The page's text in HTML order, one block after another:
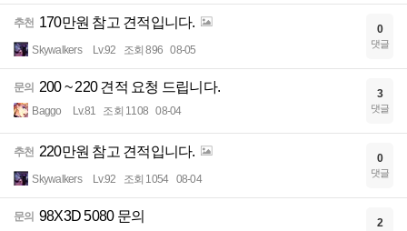
추천 170만원 참고 견적입니다.
Skywalkers Lv.92 조회 896 08-05
0
댓글
문의 200 ~ 220 견적 요청 드립니다.
Baggo Lv.81 조회 1108 08-04
3
댓글
추천 220만원 참고 견적입니다.
Skywalkers Lv.92 조회 1054 08-04
0
댓글
문의 98X3D 5080 문의 2